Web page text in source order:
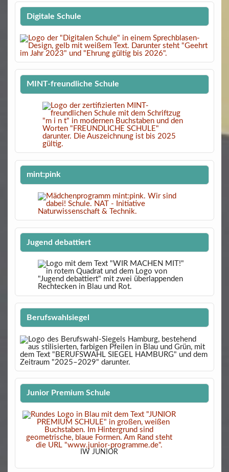
Digitale Schule
MINT-freundliche Schule
mint:pink
Jugend debattiert
Berufswahlsiegel
Junior Premium Schule
IW JUNIOR